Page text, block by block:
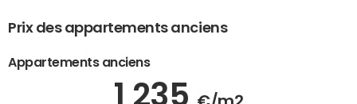
Prix des appartements anciens
Appartements anciens
1 235 €/m2